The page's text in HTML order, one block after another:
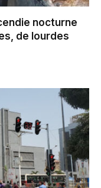
nocturne
de lourdes